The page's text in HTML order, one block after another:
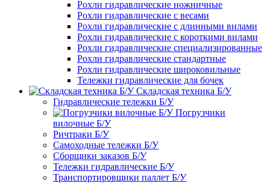
Рохли гидравлические ножничные
Рохли гидравлические с весами
Рохли гидравлические с длинными вилами
Рохли гидравлические с короткими вилами
Рохли гидравлические специализированные
Рохли гидравлические стандартные
Рохли гидравлические широковильные
Тележки гидравлические для бочек
Складская техника Б/У
Гидравлические тележки Б/У
Погрузчики
вилочные Б/У
Ричтраки Б/У
Самоходные тележки Б/У
Сборщики заказов Б/У
Тележки гидравлические Б/У
Транспортировщики паллет Б/У